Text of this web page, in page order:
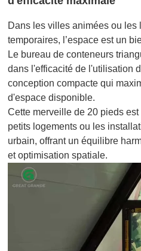
Dans les villes animées ou les
temporaires, l’espace est un
Le bureau de conteneurs
dans l'efficacité de l'utilisation
conception compacte qui
d'espace disponible.
Cette merveille de 20 pieds
petits logements ou les
urbain, offrant un équilibre
et optimisation spatiale.